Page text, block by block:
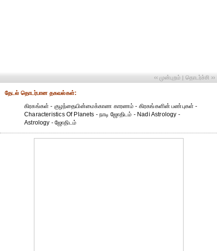
‹‹ முன்புறம் | தொடர்ச்சி ››
தேட‌ல் தொட‌ர்பான தகவ‌ல்க‌ள்:
கிரகங்கள் - குழந்தையின்மைக்காண காரணம் - கிரகங்களின் பண்புகள் -
Characteristics Of Planets - நாடி ஜோதிடம் - Nadi Astrology -
Astrology - ஜோதிடம்